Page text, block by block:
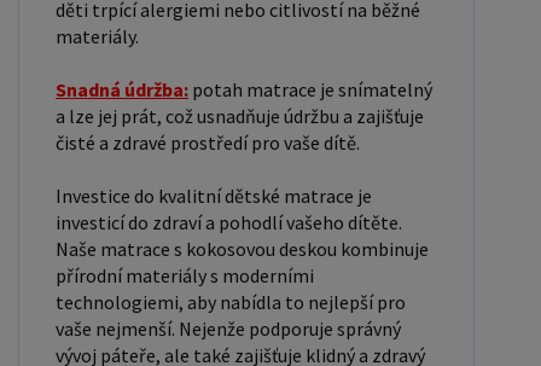
děti trpící alergiemi nebo citlivostí na běžné
materiály.
Snadná údržba: potah matrace je snímatelný
a lze jej prát, což usnadňuje údržbu a zajišťuje
čisté a zdravé prostředí pro vaše dítě.
Investice do kvalitní dětské matrace je
investicí do zdraví a pohodlí vašeho dítěte.
Naše matrace s kokosovou deskou kombinuje
přírodní materiály s moderními
technologiemi, aby nabídla to nejlepší pro
vaše nejmenší. Nejenže podporuje správný
vývoj páteře, ale také zajišťuje klidný a zdravý